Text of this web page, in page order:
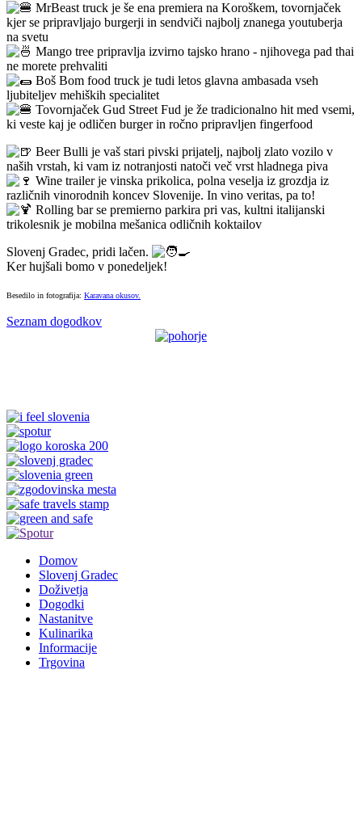
MrBeast truck je še ena premiera na Koroškem, tovornjaček
kjer se pripravljajo burgerji in sendviči najbolj znanega youtuberja
na svetu
Mango tree pripravlja izvirno tajsko hrano - njihovega pad thai
ne morete prehvaliti
Boš Bom food truck je tudi letos glavna ambasada vseh
ljubiteljev mehiških specialitet
Tovornjaček Gud Street Fud je že tradicionalno hit med vsemi,
ki veste kaj je odličen burger in ročno pripravljen fingerfood
Beer Bulli je vaš stari pivski prijatelj, najbolj zlato vozilo v
naših vrstah, ki vam iz notranjosti natoči več vrst hladnega piva
Wine trailer je vinska prikolica, polna veselja iz grozdja iz
različnih vinorodnih koncev Slovenije. In vino veritas, pa to!
Rolling bar se premierno parkira pri vas, kultni italijanski
trikolesnik je mobilna mešanica odličnih koktailov
Slovenj Gradec, pridi lačen.
Ker hujšali bomo v ponedeljek!
Besedilo in fotografija: Karavana okusov.
Seznam dogodkov
Domov
Slovenj Gradec
Doživetja
Dogodki
Nastanitve
Kulinarika
Informacije
Trgovina